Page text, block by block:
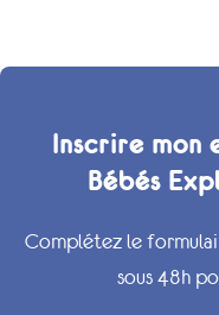
Inscrire mon
Bébés
Complétez le
sous 48h